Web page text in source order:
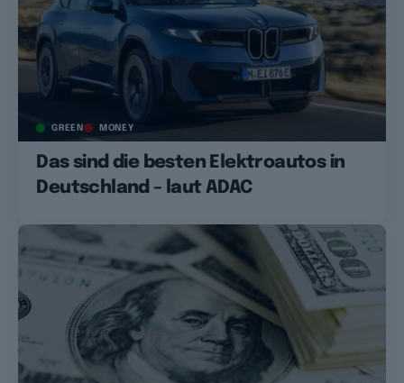
GREEN MONEY
Das sind die besten Elektroautos in
Deutschland – laut ADAC